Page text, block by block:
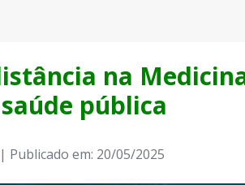
na
pública
| Publicado em: 20/05/2025